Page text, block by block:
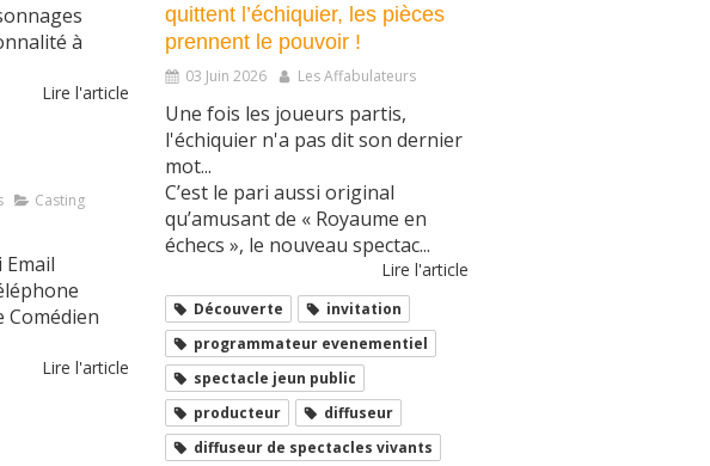
à
Lire l'article
Casting
Comédien
Lire l'article
quittent l’échiquier, les pièces
prennent le pouvoir !
03 Juin 2026 Les Affabulateurs
Une fois les joueurs partis,
l'échiquier n'a pas dit son dernier
mot...
C’est le pari aussi original
qu’amusant de « Royaume en
échecs », le nouveau spectac...
Lire l'article
Découverte
invitation
programmateur evenementiel
spectacle jeun public
producteur
diffuseur
diffuseur de spectacles vivants